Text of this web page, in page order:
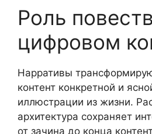
Роль
цифровом
Нарративы
контент конкретной и
иллюстрации из жизни.
архитектура сохраняет
от зачина до конца